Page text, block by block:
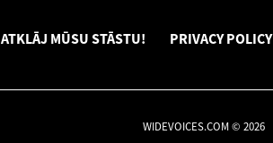
ATKLĀJ MŪSU STĀSTU! PRIVACY POLICY
WIDEVOICES.COM © 2026